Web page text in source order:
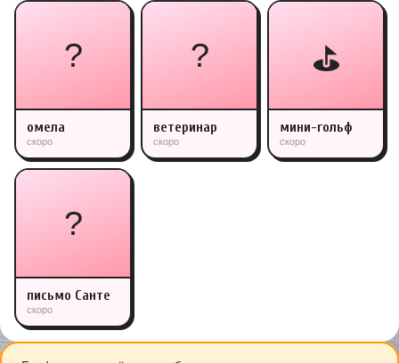
?
омела
скоро
?
ветеринар
скоро
⛳
мини-гольф
скоро
?
письмо Санте
скоро